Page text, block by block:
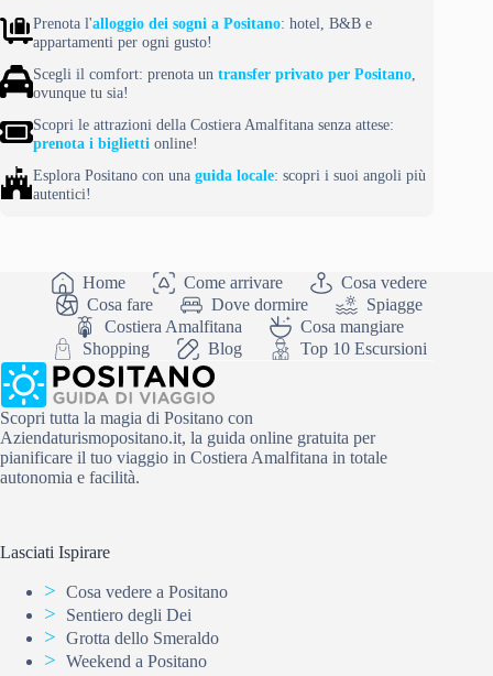
Prenota l'alloggio dei sogni a Positano: hotel, B&B e
appartamenti per ogni gusto!
Scegli il comfort: prenota un transfer privato per Positano
ovunque tu sia!
Scopri le attrazioni della Costiera Amalfitana senza attese:
prenota i biglietti online!
Esplora Positano con una guida locale: scopri i suoi angoli più
autentici!
Home Come arrivare
Cosa vedere
Cosa fare
Dove dormire
Spiagge
Costiera Amalfitana
Cosa mangiare
Shopping
Blog Top 10 Escursioni
Scopri tutta la magia di Positano con
Aziendaturismopositano.it, la guida online gratuita per
pianificare il tuo viaggio in Costiera Amalfitana in totale
autonomia e facilità.
Lasciati Ispirare
Cosa vedere a Positano
Sentiero degli Dei
Grotta dello Smeraldo
Weekend a Positano